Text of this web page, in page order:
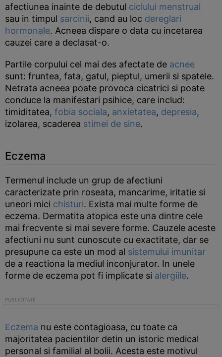
afectiunea inainte de debutul ciclului menstrual
sau in timpul sarcinii, cand au loc dereglari
hormonale. Acneea dispare o data cu incetarea
cauzei care a declasat-o.
Partile corpului cel mai des afectate de acnee
sunt: fruntea, fata, gatul, pieptul, umerii si spatele.
Netrata acneea poate provoca cicatrici si poate
conduce la manifestari psihice, care includ:
timiditatea, fobia sociala, anxietatea, depresia,
izolarea, scaderea stimei de sine.
Eczema
Termenul include un grup de afectiuni
caracterizate prin roseata, mancarime, iritatie si
uneori mici chisturi. Exista mai multe forme de
eczema. Dermatita atopica este una dintre cele
mai frecvente si mai severe forme. Cauzele aceste
afectiuni nu sunt cunoscute cu exactitate, dar se
presupune ca este un mod al sistemului imunitar
de a reactiona la mediul inconjurator. In unele
forme de eczema pot fi implicate si alergiile.
Eczema nu este contagioasa, cu toate ca
majoritatea pacientilor detin un istoric medical
personal si familial al bolii. Acesta este motivul